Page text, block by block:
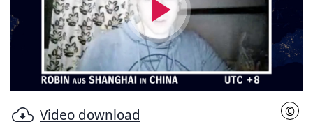
Video
abspielen
©
Video download